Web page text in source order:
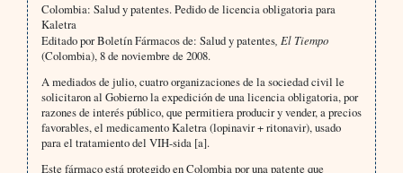
Colombia: Salud y patentes. Pedido de licencia obligatoria para
Kaletra
Editado por Boletín Fármacos de: Salud y patentes, El Tiempo
(Colombia), 8 de noviembre de 2008.
A mediados de julio, cuatro organizaciones de la sociedad civil le
solicitaron al Gobierno la expedición de una licencia obligatoria, por
razones de interés público, que permitiera producir y vender, a precios
favorables, el medicamento Kaletra (lopinavir + ritonavir), usado
para el tratamiento del VIH-sida [a].
Este fármaco está protegido en Colombia por una patente que